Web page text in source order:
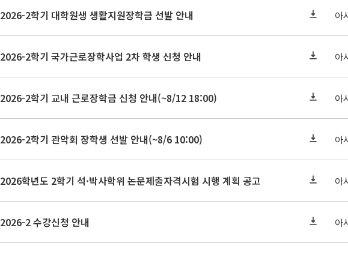
2026-2학기 대학원생 생활지원장학금 선발 안내 아
2026-2학기 국가근로장학사업 2차 학생 신청 안내 아
2026-2학기 교내 근로장학금 신청 안내(~8/12 18:00) 아
2026-2학기 관악회 장학생 선발 안내(~8/6 10:00) 아
2026학년도 2학기 석·박사학위 논문제출자격시험 시행 계획 공고 아
2026-2 수강신청 안내 아